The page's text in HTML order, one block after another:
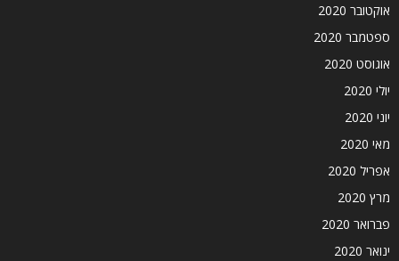
אוקטובר 2020
ספטמבר 2020
אוגוסט 2020
יולי 2020
יוני 2020
מאי 2020
אפריל 2020
מרץ 2020
פברואר 2020
ינואר 2020